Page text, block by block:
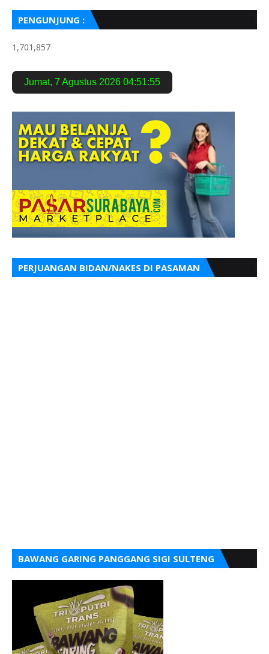
PENGUNJUNG :
1,701,857
Jumat, 7 Agustus 2026 04:51:56
PERJUANGAN BIDAN/NAKES DI PASAMAN
BAWANG GARING PANGGANG SIGI SULTENG